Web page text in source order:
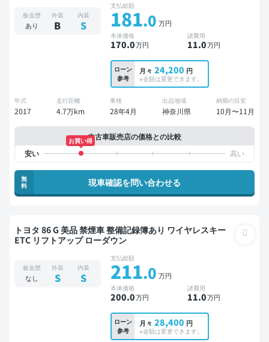
板金歴
あり
外装
B
内装
S
支払総額
181.0 万円
本体価格
170.0万円
諸費用
11.0万円
ローン
参考
月々 24,200 円
※金額は変更できます。
年式
2017
走行距離
4.7万km
車検
28年4月
出品地域
神奈川県
納期の目安
10月〜11月
中古車販売店の価格との比較
お買い得
無
料
現車確認を問い合わせる
トヨタ 86 G 美品 禁煙車 整備記録簿あり ワイヤレスキー
ETC リフトアップ ローダウン
板金歴
なし
外装
S
内装
S
支払総額
211.0 万円
本体価格
200.0万円
諸費用
11.0万円
ローン
参考
月々 28,400 円
※金額は変更できます。